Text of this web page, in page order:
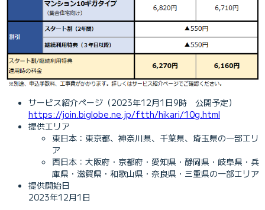
サービス紹介ページ（2023年12月1日9時 公開予定）
https://join.biglobe.ne.jp/ftth/hikari/10g.html
提供エリア
東日本：東京都、神奈川県、千葉県、埼玉県の一部エリ
ア
西日本：大阪府・京都府・愛知県・静岡県・岐阜県・兵
庫県・滋賀県・和歌山県・奈良県・三重県の一部エリア
提供開始日
2023年12月1日